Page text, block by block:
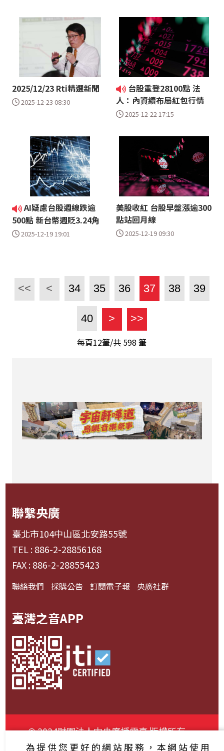
2025/12/23 Rti精選新聞
2025-12-23 08:30
台股重登28100點 法
人：內資續布局紅包行情
2025-12-22 17:15
AI疑慮台股週線跌逾
500點 新台幣週貶3.24角
2025-12-19 19:01
美股收紅 台股早盤漲逾300
點站回月線
2025-12-19 09:30
<< < 34 35 36 37 38 39
40 > >>
每頁12筆/共 598 筆
聯繫央廣
臺北市104中山區北安路55號
TEL : 886-2-28856168
FAX : 886-2-28855423
聯絡我們 採購公告 訂閱電子報 央廣社群
臺灣之音APP
© 2024財團法人中央廣播電臺 版權所有
為提供您更好的網站服務，本網站使用